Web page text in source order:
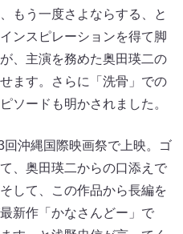
もう一度さよならする、と
ンスピレーションを得て脚
、主演を務めた奥田瑛二の
ます。さらに「洗骨」での
ソードも明かされました。
沖縄国際映画祭で上映。ゴ
、奥田瑛二からの口添えで
して、この作品から長編を
新作「かなさんどー」で